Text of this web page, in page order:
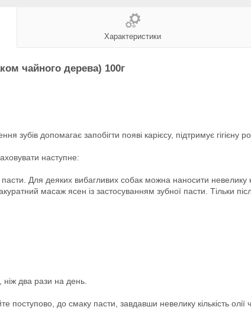
Характеристики
чайного дерева) 100г
допомагає запобігти появі карієсу, підтримує гігієну
наступне:
Для деяких вибагливих собак можна наносити невелику
масаж ясен із застосуванням зубної пасти. Тільки
ніж два рази на день.
до смаку пасти, завдавши невелику кількість олії